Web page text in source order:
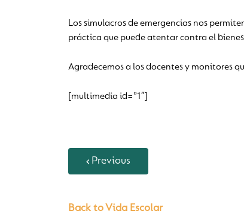
Los simulacros de emergencias nos
práctica que puede atentar contra el
Agradecemos a los docentes y monitores
[multimedia id=”1″]
Previous
Back to Vida Escolar